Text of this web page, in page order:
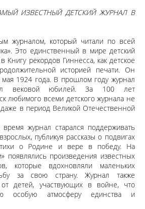
ИЗВЕСТНЫЙ ДЕТСКИЙ ЖУРНАЛ В
журналом, который читали по всей
Это единственный в мире детский
Книгу рекордов Гиннесса, как детское
историей печати. Он
1924 года. В прошлом году журнал
вековой юбилей. За 100 лет
любимого всеми детского журнала не
в период Великой Отечественной
журнал старался поддерживать
публикуя рассказы о подвигах
о Родине и вере в победу. На
появлялись произведения известных
которые вдохновляли маленьких
за свою страну. Журнал также
от детей, участвующих в войне, что
особую атмосферу единства и